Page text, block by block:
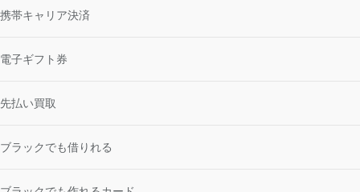
携帯キャリア決済
電子ギフト券
先払い買取
ブラックでも借りれる